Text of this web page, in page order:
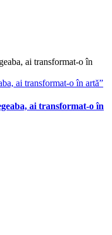
ai transformat-o în artă”
ai transformat-o în